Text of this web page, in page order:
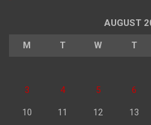
AUGUST
M T W T
3 4 5 6
10 11 12 13